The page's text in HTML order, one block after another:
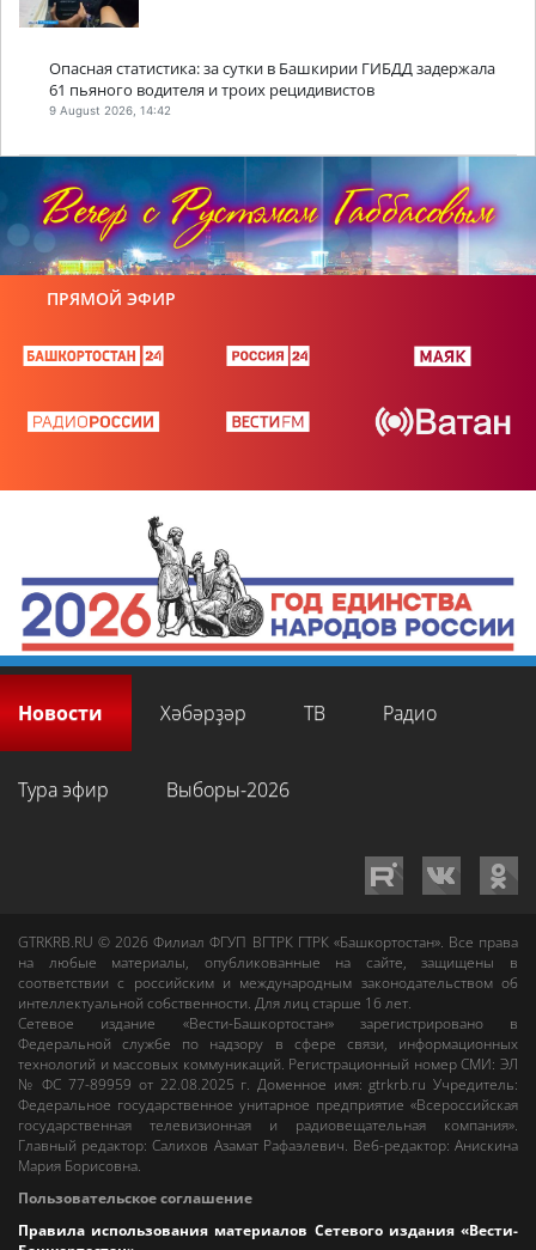
Опасная статистика: за сутки в Башкирии ГИБДД задержала
61 пьяного водителя и троих рецидивистов
9 August 2026, 14:42
ПРЯМОЙ ЭФИР
Новости Хәбәрҙәр ТВ Радио
Тура эфир Выборы-2026
GTRKRB.RU © 2026Филиал ФГУП ВГТРК ГТРК «Башкортостан». Все права
на любые материалы, опубликованные на сайте, защищены в
соответствии с российским и международным законодательством об
интеллектуальной собственности. Для лиц старше 16 лет.
Сетевое издание «Вести-Башкортостан»зарегистрировано в
Федеральной службе по надзору в сфере связи, информационных
технологий и массовых коммуникаций. Регистрационный номер СМИ: ЭЛ
№ ФС 77-89959 от 22.08.2025 г. Доменное имя:gtrkrb.ru Учредитель:
Федеральное государственное унитарное предприятие «Всероссийская
государственная телевизионная и радиовещательная компания».
Главный редактор:Салихов Азамат Рафаэлевич. Веб-редактор:Анискина
Мария Борисовна.
Пользовательское соглашение
Правила использования материалов Сетевого издания «Вести-